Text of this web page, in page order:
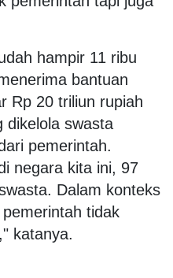
hampir 11 ribu
bantuan
Rp 20 triliun rupiah
dikelola swasta
pemerintah.
negara kita ini, 97
Dalam konteks
tidak
katanya.